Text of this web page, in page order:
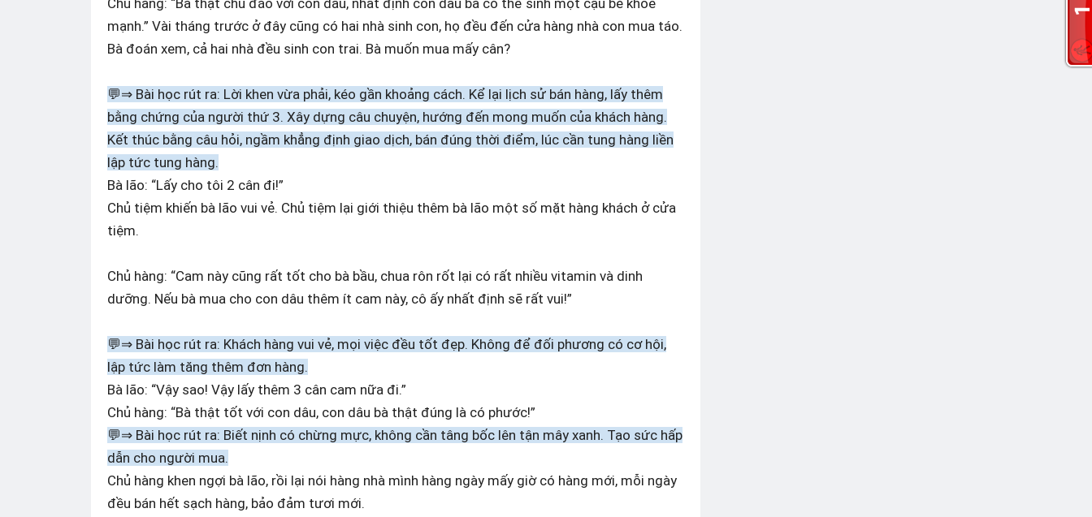
Chủ hàng: “Bà thật chu đáo với con dâu, nhất định con dâu bà có thể sinh một cậu bé khỏe
mạnh.” Vài tháng trước ở đây cũng có hai nhà sinh con, họ đều đến cửa hàng nhà con mua táo.
Bà đoán xem, cả hai nhà đều sinh con trai. Bà muốn mua mấy cân?
💬⇒ Bài học rút ra: Lời khen vừa phải, kéo gần khoảng cách. Kể lại lịch sử bán hàng, lấy thêm
bằng chứng của người thứ 3. Xây dựng câu chuyện, hướng đến mong muốn của khách hàng.
Kết thúc bằng câu hỏi, ngầm khẳng định giao dịch, bán đúng thời điểm, lúc cần tung hàng liền
lập tức tung hàng.
Bà lão: “Lấy cho tôi 2 cân đi!”
Chủ tiệm khiến bà lão vui vẻ. Chủ tiệm lại giới thiệu thêm bà lão một số mặt hàng khách ở cửa
tiệm.
Chủ hàng: “Cam này cũng rất tốt cho bà bầu, chua rôn rốt lại có rất nhiều vitamin và dinh
dưỡng. Nếu bà mua cho con dâu thêm ít cam này, cô ấy nhất định sẽ rất vui!”
💬⇒ Bài học rút ra: Khách hàng vui vẻ, mọi việc đều tốt đẹp. Không để đối phương có cơ hội,
lập tức làm tăng thêm đơn hàng.
Bà lão: “Vậy sao! Vậy lấy thêm 3 cân cam nữa đi.”
Chủ hàng: “Bà thật tốt với con dâu, con dâu bà thật đúng là có phước!”
💬⇒ Bài học rút ra: Biết nịnh có chừng mực, không cần tâng bốc lên tận mây xanh. Tạo sức hấp
dẫn cho người mua.
Chủ hàng khen ngợi bà lão, rồi lại nói hàng nhà mình hàng ngày mấy giờ có hàng mới, mỗi ngày
đều bán hết sạch hàng, bảo đảm tươi mới.